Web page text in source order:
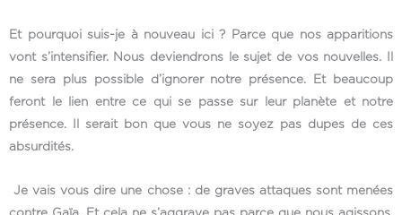
Et pourquoi suis-je à nouveau ici ? Parce que nos apparitions
vont s’intensifier. Nous deviendrons le sujet de vos nouvelles. Il
ne sera plus possible d’ignorer notre présence. Et beaucoup
feront le lien entre ce qui se passe sur leur planète et notre
présence. Il serait bon que vous ne soyez pas dupes de ces
absurdités.
Je vais vous dire une chose : de graves attaques sont menées